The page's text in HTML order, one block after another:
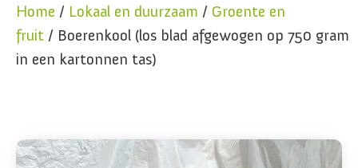
Home / Lokaal en duurzaam / Groente en
fruit / Boerenkool (los blad afgewogen op 750 gram
in een kartonnen tas)